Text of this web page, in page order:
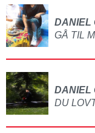
DANIEL
GÅ TIL
DANIEL
DU